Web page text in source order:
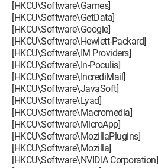
[HKCU\Software\Games]
[HKCU\Software\GetData]
[HKCU\Software\Google]
[HKCU\Software\Hewlett-Packard]
[HKCU\Software\IM Providers]
[HKCU\Software\In-Poculis]
[HKCU\Software\IncrediMail]
[HKCU\Software\JavaSoft]
[HKCU\Software\Lyad]
[HKCU\Software\Macromedia]
[HKCU\Software\MicroApp]
[HKCU\Software\MozillaPlugins]
[HKCU\Software\Mozilla]
[HKCU\Software\NVIDIA Corporation]